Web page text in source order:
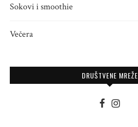
Sokovi i smoothie
Večera
DRUŠTVENE MREŽE